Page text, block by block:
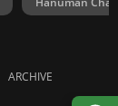
ARCHIVE